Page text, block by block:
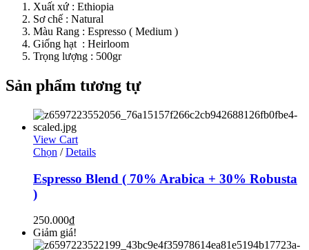
Xuất xứ : Ethiopia
Sơ chế : Natural
Màu Rang : Espresso ( Medium )
Giống hạt : Heirloom
Trọng lượng : 500gr
Sản phẩm tương tự
View Cart
Chọn / Details
Espresso Blend ( 70% Arabica + 30% Robusta
)
250.000₫
Giảm giá!